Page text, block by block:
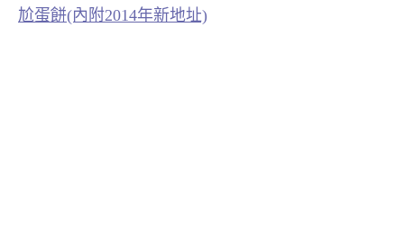
尬蛋餅(內附2014年新地址)